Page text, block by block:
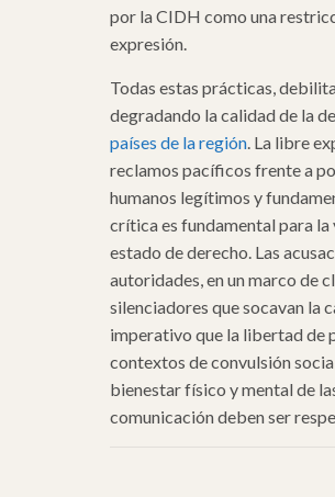
por la CIDH como una
expresión.
Todas estas prácticas,
degradando la calidad de la
países de la región. La libre
reclamos pacíficos frente a
humanos legítimos y
crítica es fundamental para la
estado de derecho. Las
autoridades, en un marco de
silenciadores que socavan la
imperativo que la libertad de
contextos de convulsión
bienestar físico y mental de
comunicación deben ser